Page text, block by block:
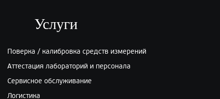
Услуги
Поверка / калибровка средств измерений
Аттестация лабораторий и персонала
Сервисное обслуживание
Логистика